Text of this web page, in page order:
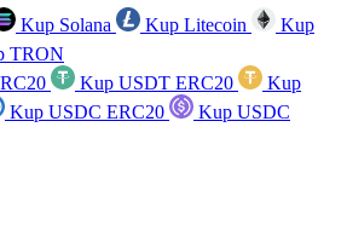
Kup Solana Kup Litecoin
Kup
TRON
Kup USDT ERC20
Kup
Kup USDC ERC20
Kup USDC